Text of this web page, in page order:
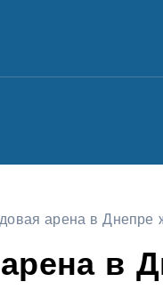
арена в Днепре
в